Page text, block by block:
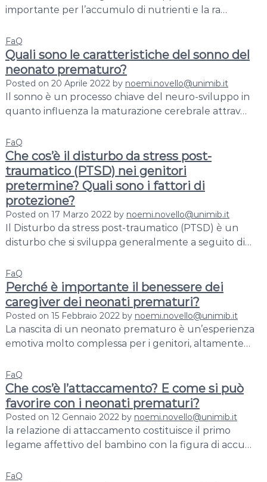
importante per l’accumulo di nutrienti e la ra…
FaQ
Quali sono le caratteristiche del sonno del
neonato prematuro?
Posted on 20 Aprile 2022by noemi.novello@unimib.it
Il sonno è un processo chiave del neuro-sviluppo in
quanto influenza la maturazione cerebrale attrav…
FaQ
Che cos’è il disturbo da stress post-
traumatico (PTSD) nei genitori
pretermine? Quali sono i fattori di
protezione?
Posted on 17 Marzo 2022by noemi.novello@unimib.it
Il Disturbo da stress post-traumatico (PTSD) è un
disturbo che si sviluppa generalmente a seguito di…
FaQ
Perché è importante il benessere dei
caregiver dei neonati prematuri?
Posted on 15 Febbraio 2022by noemi.novello@unimib.it
La nascita di un neonato prematuro è un’esperienza
emotiva molto complessa per i genitori, altamente…
FaQ
Che cos’è l’attaccamento? E come si può
favorire con i neonati prematuri?
Posted on 12 Gennaio 2022by noemi.novello@unimib.it
la relazione di attaccamento costituisce il primo
legame affettivo del bambino con la figura di accu…
FaQ